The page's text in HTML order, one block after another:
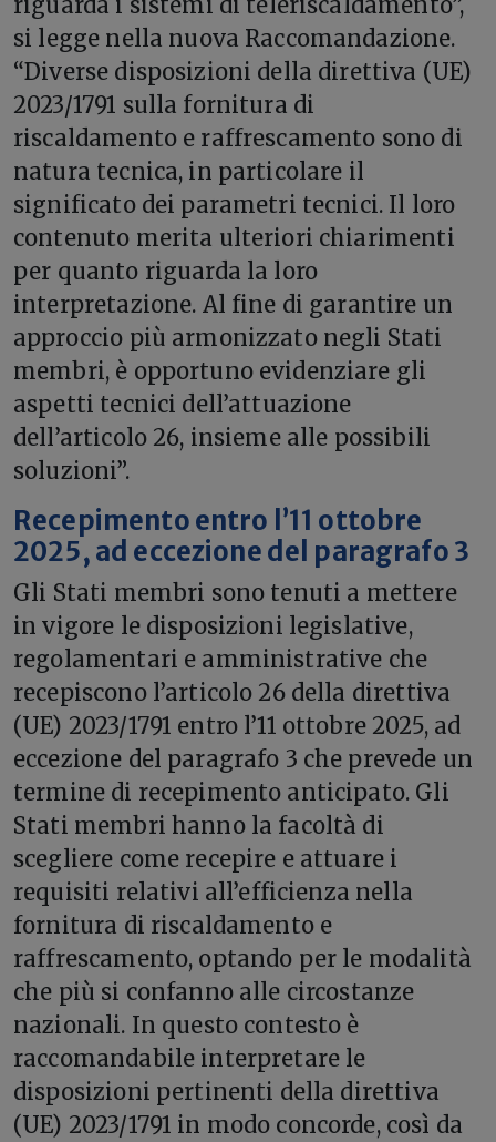
si legge nella nuova Raccomandazione.
“Diverse disposizioni della direttiva (UE)
2023/1791 sulla fornitura di
riscaldamento e raffrescamento sono di
natura tecnica, in particolare il
significato dei parametri tecnici. Il loro
contenuto merita ulteriori chiarimenti
per quanto riguarda la loro
interpretazione. Al fine di garantire un
approccio più armonizzato negli Stati
membri, è opportuno evidenziare gli
aspetti tecnici dell’attuazione
dell’articolo 26, insieme alle possibili
soluzioni”.
Recepimento entro l’11 ottobre
2025, ad eccezione del paragrafo 3
Gli Stati membri sono tenuti a mettere
in vigore le disposizioni legislative,
regolamentari e amministrative che
recepiscono l’articolo 26 della direttiva
(UE) 2023/1791 entro l’11 ottobre 2025, ad
eccezione del paragrafo 3 che prevede un
termine di recepimento anticipato. Gli
Stati membri hanno la facoltà di
scegliere come recepire e attuare i
requisiti relativi all’efficienza nella
fornitura di riscaldamento e
raffrescamento, optando per le modalità
che più si confanno alle circostanze
nazionali. In questo contesto è
raccomandabile interpretare le
disposizioni pertinenti della direttiva
(UE) 2023/1791 in modo concorde, così da